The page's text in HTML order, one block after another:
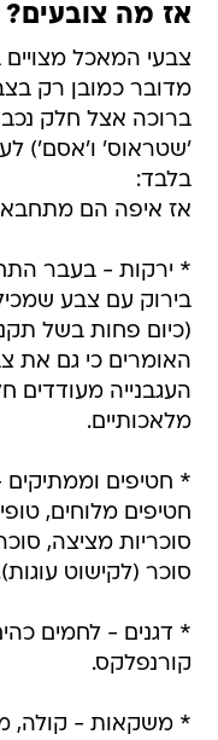
אז מה צובעים?
צבעי המאכל מצויים
מדובר כמובן רק
ברוכה אצל חלק
'שטראוס' ו'אסם')
בלבד:
אז איפה הם
* ירקות - בעבר
בירוק עם צבע
(כיום פחות בשל
האומרים כי גם
העגבנייה מעודדים
מלאכותיים.
* חטיפים וממתיקים
חטיפים מלוחים,
סוכריות מציצה,
סוכר (לקישוט
* דגנים - לחמים
קורנפלקס.
* משקאות - קולה,